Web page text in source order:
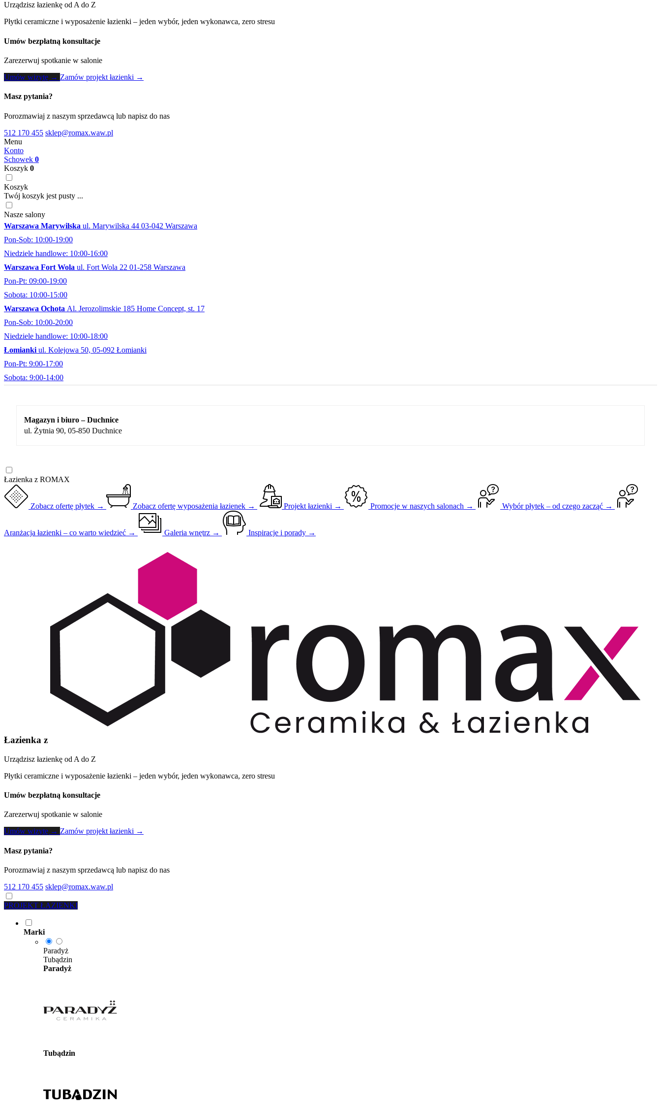
Urządzisz łazienkę od A do Z
Płytki ceramiczne i wyposażenie łazienki – jeden wybór, jeden wykonawca, zero stresu
Umów bezpłatną konsultacje
Zarezerwuj spotkanie w salonie
Umów wizytę → Zamów projekt łazienki →
Masz pytania?
Porozmawiaj z naszym sprzedawcą lub napisz do nas
512 170 455 sklep@romax.waw.pl
Menu
Konto
Schowek 0
Koszyk 0
Koszyk
Twój koszyk jest pusty ...
Nasze salony
Warszawa Marywilska ul. Marywilska 44 03-042 Warszawa
Pon-Sob: 10:00-19:00
Niedziele handlowe: 10:00-16:00
Warszawa Fort Wola ul. Fort Wola 22 01-258 Warszawa
Pon-Pt: 09:00-19:00
Sobota: 10:00-15:00
Warszawa Ochota Al. Jerozolimskie 185 Home Concept, st. 17
Pon-Sob: 10:00-20:00
Niedziele handlowe: 10:00-18:00
Łomianki ul. Kolejowa 50, 05-092 Łomianki
Pon-Pt: 9:00-17:00
Sobota: 9:00-14:00
Magazyn i biuro – Duchnice
ul. Żytnia 90, 05-850 Duchnice
Łazienka z ROMAX
Zobacz ofertę płytek → Zobacz ofertę wyposażenia łazienek → Projekt łazienki → Promocje w naszych salonach → Wybór płytek – od czego zacząć →
Aranżacja łazienki – co warto wiedzieć → Galeria wnętrz → Inspiracje i porady →
Łazienka z
Urządzisz łazienkę od A do Z
Płytki ceramiczne i wyposażenie łazienki – jeden wybór, jeden wykonawca, zero stresu
Umów bezpłatną konsultacje
Zarezerwuj spotkanie w salonie
Umów wizytę → Zamów projekt łazienki →
Masz pytania?
Porozmawiaj z naszym sprzedawcą lub napisz do nas
512 170 455 sklep@romax.waw.pl
PROJEKT ŁAZIENKI
Marki
Paradyż
Tubądzin
Paradyż
Tubądzin